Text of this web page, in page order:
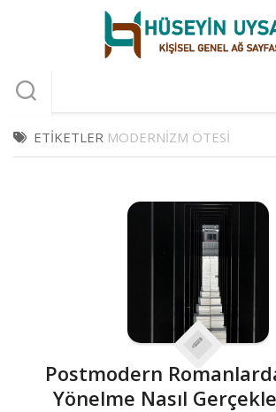
ETIKETLER MODERNIZM ÖTESI
Postmodern
Yönelme Nasıl